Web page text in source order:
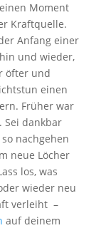
Moment
Kraftquelle.
Anfang einer
und wieder,
öfter und
einen
Früher war
Sei dankbar
nachgehen
neue Löcher
los, was
wieder neu
verleiht –
auf deinem